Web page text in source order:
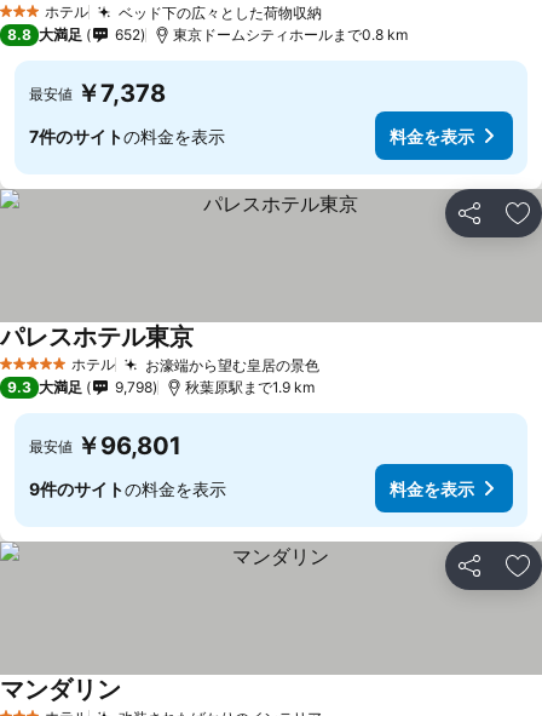
3 ホテルのランク
ホテル ベッド下の広々とした荷物収納
8.8 大満足 652 東京ドームシティホールまで0.8 km
最安値 ￥7,378
7件のサイトの料金を表示 料金を表示
シェア お
5 ホテルのランク
ホテル お濠端から望む皇居の景色
パレスホテル東京
9.3 大満足 9,798 秋葉原駅まで1.9 km
最安値 ￥96,801
9件のサイトの料金を表示 料金を表示
シェア お
マンダリン